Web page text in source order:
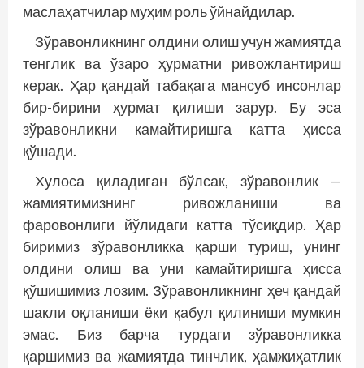
маслаҳатчилар муҳим роль ўйнайдилар.
Зўравонликнинг олдини олиш учун жамиятда
тенглик ва ўзаро ҳурматни ривожлантириш
керак. Ҳар қандай табақага мансуб инсонлар
бир-бирини ҳурмат қилиши зарур. Бу эса
зўравонликни камайтиришга катта ҳисса
қўшади.
Хулоса қиладиган бўлсак, зўравонлик —
жамиятимизнинг ривожланиши ва
фаровонлиги йўлидаги катта тўсиқдир. Ҳар
биримиз зўравонликка қарши туриш, унинг
олдини олиш ва уни камайтиришга ҳисса
қўшишимиз лозим. Зўравонликнинг ҳеч қандай
шакли оқланиши ёки қабул қилиниши мумкин
эмас. Биз барча турдаги зўравонликка
қаршимиз ва жамиятда тинчлик, ҳамжиҳатлик